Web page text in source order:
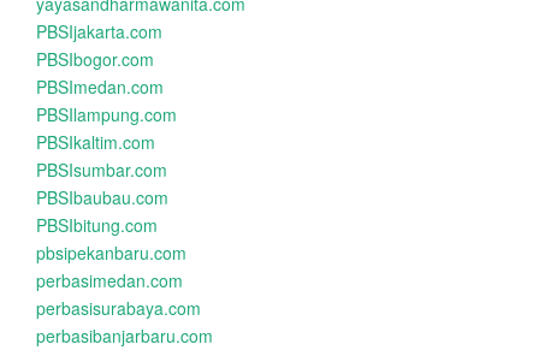
PBSIjakarta.com
PBSIbogor.com
PBSImedan.com
PBSIlampung.com
PBSIkaltim.com
PBSIsumbar.com
PBSIbaubau.com
PBSIbitung.com
pbsipekanbaru.com
perbasimedan.com
perbasisurabaya.com
perbasibanjarbaru.com